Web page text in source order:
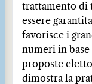
trattamento di
essere
favorisce i
numeri in
proposte
dimostra la